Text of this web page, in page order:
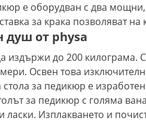
е оборудван с два
за крака позволяват
душ от physa
издържи до 200 килограма.
Освен това
за педикюр е
за педикюр с голяма
Изплакването и